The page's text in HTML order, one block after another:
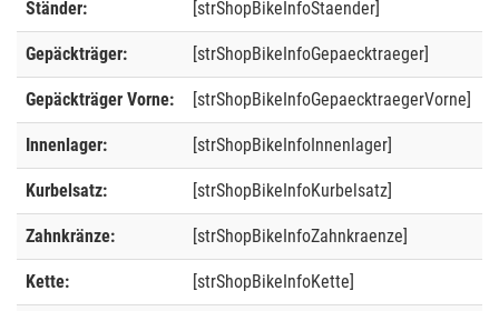
Ständer: [strShopBikeInfoStaender]
Gepäckträger: [strShopBikeInfoGepaecktraeger]
Gepäckträger Vorne: [strShopBikeInfoGepaecktraegerVorne]
Innenlager: [strShopBikeInfoInnenlager]
Kurbelsatz: [strShopBikeInfoKurbelsatz]
Zahnkränze: [strShopBikeInfoZahnkraenze]
Kette: [strShopBikeInfoKette]